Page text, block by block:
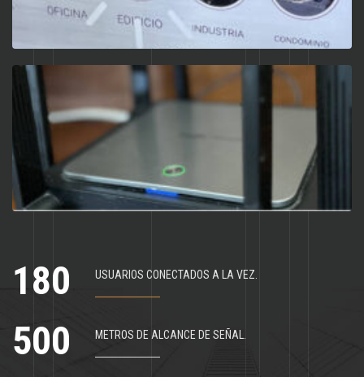
180 USUARIOS CONECTADOS A LA VEZ.
500 METROS DE ALCANCE DE SEÑAL.